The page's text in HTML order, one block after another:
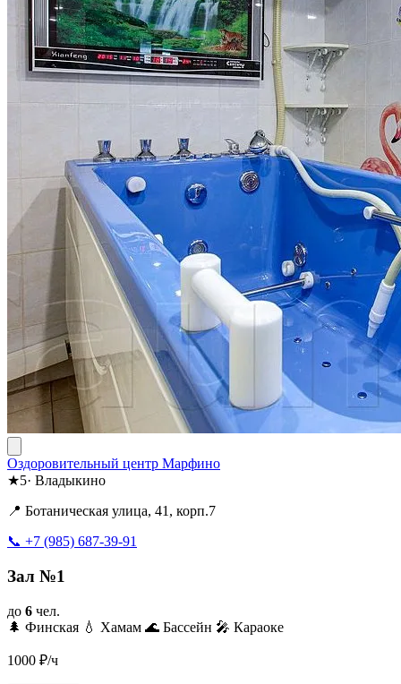
Оздоровительный центр Марфино
★5· Владыкино
📍 Ботаническая улица, 41, корп.7
📞 +7 (985) 687-39-91
Зал №1
до 6 чел.
🌲 Финская 💧 Хамам 🌊 Бассейн 🎤 Караоке
1000 ₽/ч